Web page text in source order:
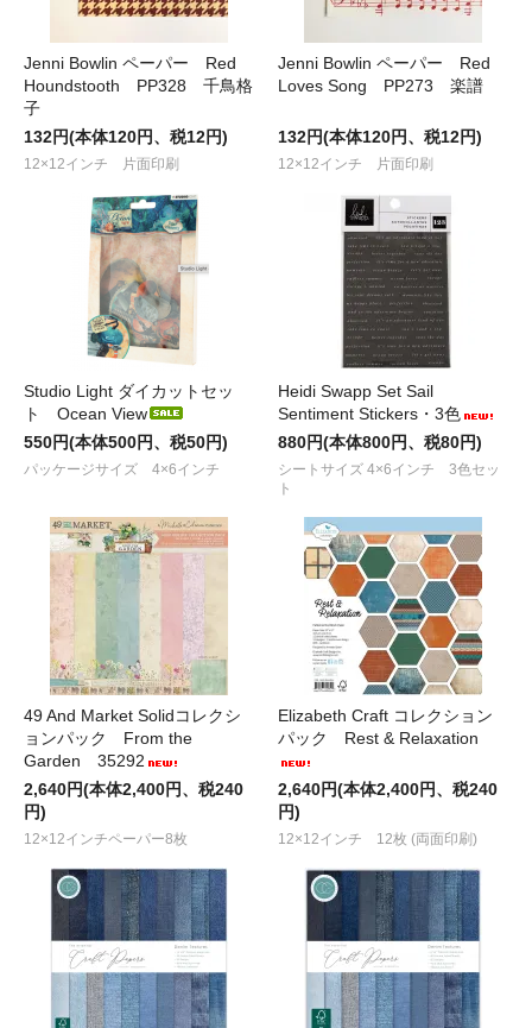
Jenni Bowlin ペーパー Red
Houndstooth PP328 千鳥格
子
132円(本体120円、税12円)
12×12インチ 片面印刷
Jenni Bowlin ペーパー Red
Loves Song PP273 楽譜
132円(本体120円、税12円)
12×12インチ 片面印刷
Studio Light ダイカットセッ
ト Ocean View
550円(本体500円、税50円)
パッケージサイズ 4×6インチ
Heidi Swapp Set Sail
Sentiment Stickers・3色
880円(本体800円、税80円)
シートサイズ 4×6インチ 3色セッ
ト
49 And Market Solidコレクシ
ョンパック From the
Garden 35292
2,640円(本体2,400円、税240
円)
12×12インチペーパー8枚
Elizabeth Craft コレクション
パック Rest & Relaxation
2,640円(本体2,400円、税240
円)
12×12インチ 12枚 (両面印刷)